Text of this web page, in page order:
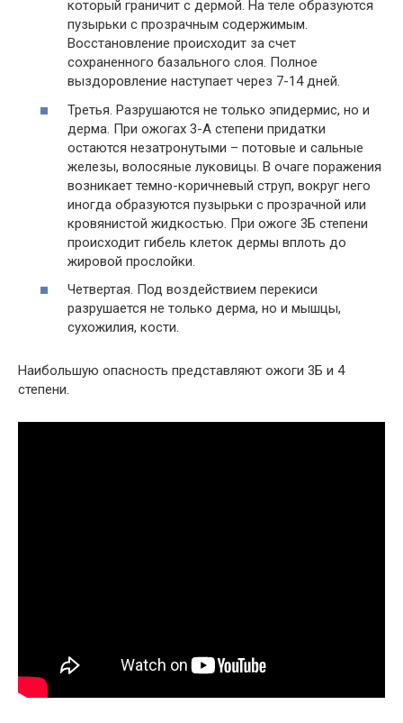
который граничит с дермой. На теле образуются
пузырьки с прозрачным содержимым.
Восстановление происходит за счет
сохраненного базального слоя. Полное
выздоровление наступает через 7-14 дней.
Третья. Разрушаются не только эпидермис, но и
дерма. При ожогах 3-А степени придатки
остаются незатронутыми – потовые и сальные
железы, волосяные луковицы. В очаге поражения
возникает темно-коричневый струп, вокруг него
иногда образуются пузырьки с прозрачной или
кровянистой жидкостью. При ожоге 3Б степени
происходит гибель клеток дермы вплоть до
жировой прослойки.
Четвертая. Под воздействием перекиси
разрушается не только дерма, но и мышцы,
сухожилия, кости.
Наибольшую опасность представляют ожоги 3Б и 4
степени.